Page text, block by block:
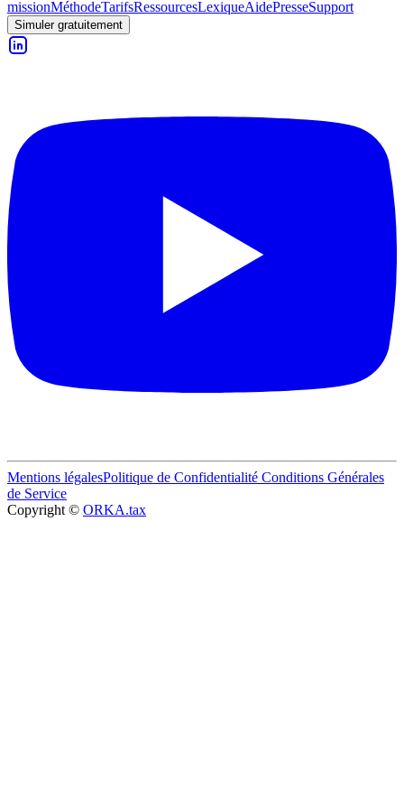
missionMéthodeTarifsRessourcesLexiqueAidePresseSupport
Simuler gratuitement
Mentions légalesPolitique de Confidentialité Conditions Générales
de Service
Copyright © ORKA.tax